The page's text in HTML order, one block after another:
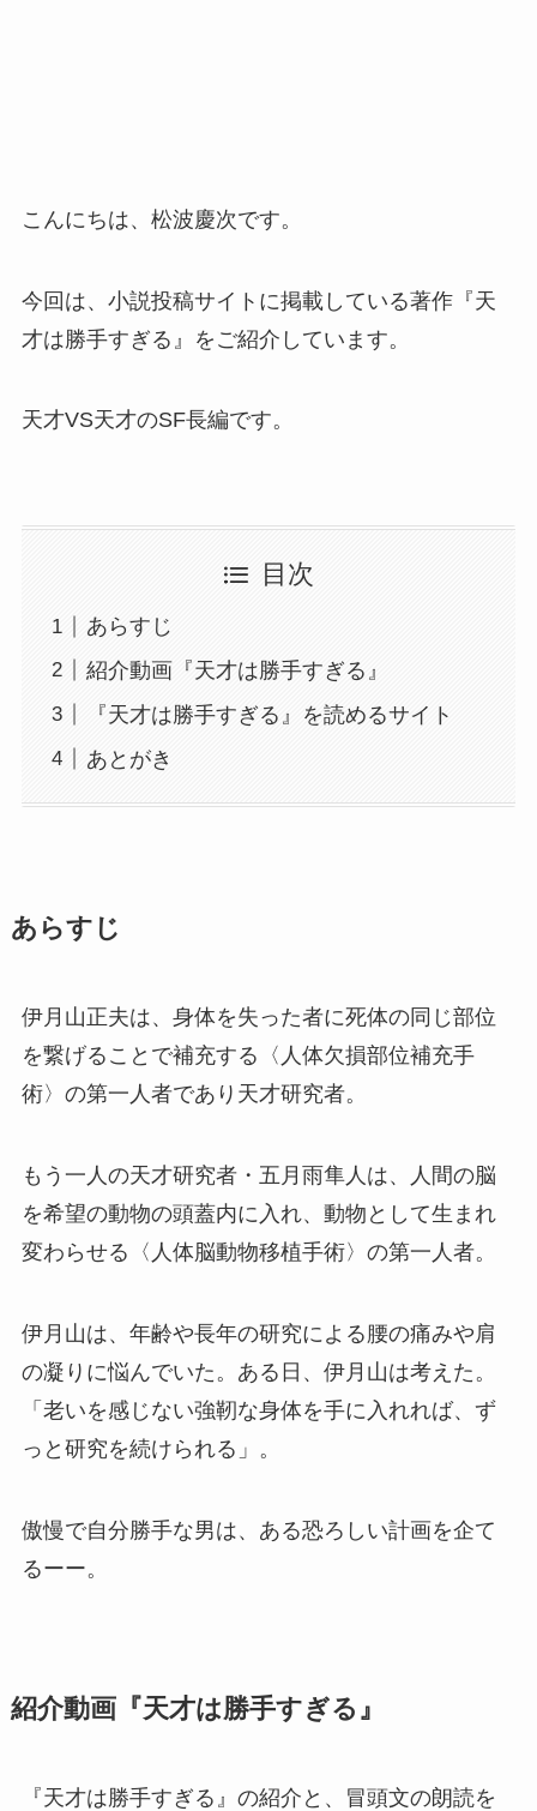
こんにちは、松波慶次です。
今回は、小説投稿サイトに掲載している著作『天
才は勝手すぎる』をご紹介しています。
天才VS天才のSF長編です。
目次
あらすじ
紹介動画『天才は勝手すぎる』
『天才は勝手すぎる』を読めるサイト
あとがき
あらすじ
伊月山正夫は、身体を失った者に死体の同じ部位
を繋げることで補充する〈人体欠損部位補充手
術〉の第一人者であり天才研究者。
もう一人の天才研究者・五月雨隼人は、人間の脳
を希望の動物の頭蓋内に入れ、動物として生まれ
変わらせる〈人体脳動物移植手術〉の第一人者。
伊月山は、年齢や長年の研究による腰の痛みや肩
の凝りに悩んでいた。ある日、伊月山は考えた。
「老いを感じない強靭な身体を手に入れれば、ず
っと研究を続けられる」。
傲慢で自分勝手な男は、ある恐ろしい計画を企て
るーー。
紹介動画『天才は勝手すぎる』
『天才は勝手すぎる』の紹介と、冒頭文の朗読を